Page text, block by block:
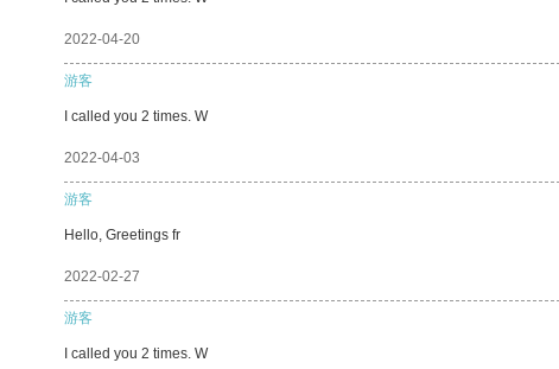
2022-04-20
游客
I called you 2 times. W
2022-04-03
游客
Hello, Greetings fr
2022-02-27
游客
I called you 2 times. W